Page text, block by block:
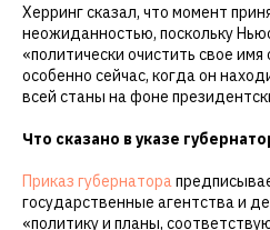
Херринг сказал, что момент
неожиданностью, поскольку
«политически очистить свое
особенно сейчас, когда он
всей станы на фоне
Что сказано в указе
Приказ губернатора
государственные агентства и
«политику и планы,